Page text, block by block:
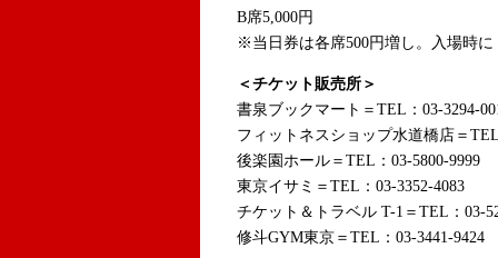
B席5,000円
※当日券は各席500円増し。入場時
＜チケット販売所＞
書泉ブックマート＝TEL：03-3294-
フィットネスショップ水道橋店＝
後楽園ホール＝TEL：03-5800-9999
東京イサミ＝TEL：03-3352-4083
チケット＆トラベル T-1＝TEL：03-
修斗GYM東京＝TEL：03-3441-9424